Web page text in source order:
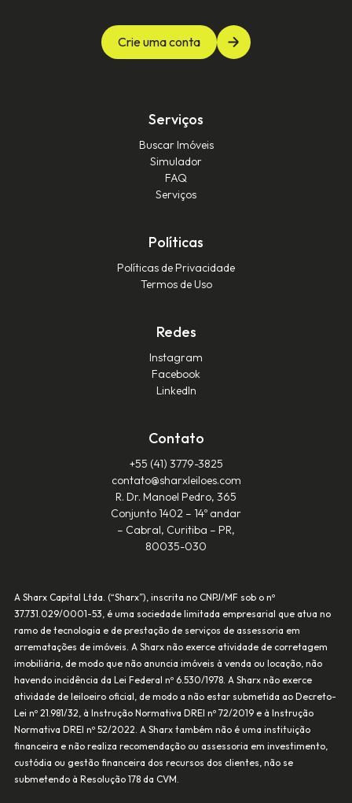
Crie uma conta
Serviços
Buscar Imóveis
Simulador
FAQ
Serviços
Políticas
Políticas de Privacidade
Termos de Uso
Redes
Instagram
Facebook
LinkedIn
Contato
+55 (41) 3779-3825‬
contato@sharxleiloes.com
R. Dr. Manoel Pedro, 365
Conjunto 1402 – 14º andar
– Cabral, Curitiba – PR,
80035-030
A Sharx Capital Ltda. (“Sharx”), inscrita no CNPJ/MF sob o nº
37.731.029/0001-53, é uma sociedade limitada empresarial que atua no
ramo de tecnologia e de prestação de serviços de assessoria em
arrematações de imóveis. A Sharx não exerce atividade de corretagem
imobiliária, de modo que não anuncia imóveis à venda ou locação, não
havendo incidência da Lei Federal nº 6.530/1978. A Sharx não exerce
atividade de leiloeiro oficial, de modo a não estar submetida ao Decreto-
Lei nº 21.981/32, à Instrução Normativa DREI nº 72/2019 e à Instrução
Normativa DREI nº 52/2022. A Sharx também não é uma instituição
financeira e não realiza recomendação ou assessoria em investimento,
custódia ou gestão financeira dos recursos dos clientes, não se
submetendo à Resolução 178 da CVM.